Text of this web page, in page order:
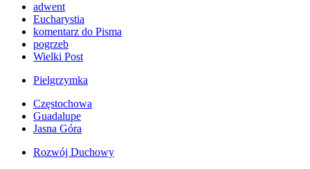
adwent
Eucharystia
komentarz do Pisma
pogrzeb
Wielki Post
Pielgrzymka
Częstochowa
Guadalupe
Jasna Góra
Rozwój Duchowy